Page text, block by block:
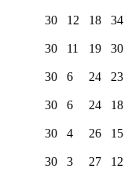
30 12 18 34
30 11 19 30
30 6 24 23
30 6 24 18
30 4 26 15
30 3 27 12